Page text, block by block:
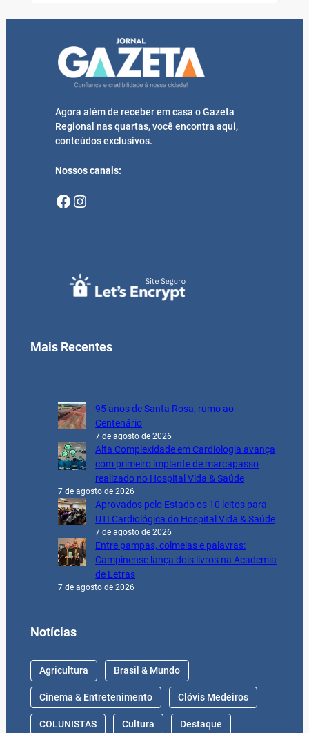
Agora além de receber em casa o Gazeta
Regional nas quartas, você encontra aqui,
conteúdos exclusivos.
Nossos canais:
Facebook Instagram
Mais Recentes
95 anos de Santa Rosa, rumo ao
Centenário
7 de agosto de 2026
Alta Complexidade em Cardiologia avança
com primeiro implante de marcapasso
realizado no Hospital Vida & Saúde
7 de agosto de 2026
Aprovados pelo Estado os 10 leitos para
UTI Cardiológica do Hospital Vida & Saúde
7 de agosto de 2026
Entre pampas, colmeias e palavras:
Campinense lança dois livros na Academia
de Letras
7 de agosto de 2026
Notícias
Agricultura Brasil & Mundo
Cinema & Entretenimento Clóvis Medeiros
COLUNISTAS Cultura Destaque